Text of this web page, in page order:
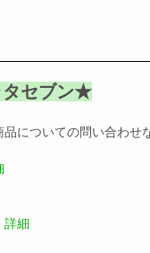
セブン★
についての問い合わせ
詳細